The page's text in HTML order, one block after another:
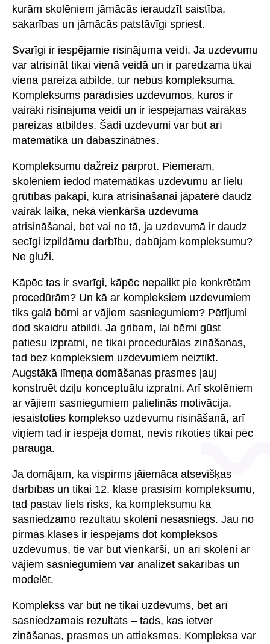
kurām skolēniem jāmācās ieraudzīt saistība,
sakarības un jāmācās patstāvīgi spriest.
Svarīgi ir iespējamie risinājuma veidi. Ja uzdevumu
var atrisināt tikai vienā veidā un ir paredzama tikai
viena pareiza atbilde, tur nebūs kompleksuma.
Kompleksums parādīsies uzdevumos, kuros ir
vairāki risinājuma veidi un ir iespējamas vairākas
pareizas atbildes. Šādi uzdevumi var būt arī
matemātikā un dabaszinātnēs.
Kompleksumu dažreiz pārprot. Piemēram,
skolēniem iedod matemātikas uzdevumu ar lielu
grūtības pakāpi, kura atrisināšanai jāpatērē daudz
vairāk laika, nekā vienkārša uzdevuma
atrisināšanai, bet vai no tā, ja uzdevumā ir daudz
secīgi izpildāmu darbību, dabūjam kompleksumu?
Ne gluži.
Kāpēc tas ir svarīgi, kāpēc nepalikt pie konkrētām
procedūrām? Un kā ar kompleksiem uzdevumiem
tiks galā bērni ar vājiem sasniegumiem? Pētījumi
dod skaidru atbildi. Ja gribam, lai bērni gūst
patiesu izpratni, ne tikai procedurālas zināšanas,
tad bez kompleksiem uzdevumiem neiztikt.
Augstākā līmeņa domāšanas prasmes ļauj
konstruēt dziļu konceptuālu izpratni. Arī skolēniem
ar vājiem sasniegumiem palielinās motivācija,
iesaistoties komplekso uzdevumu risināšanā, arī
viņiem tad ir iespēja domāt, nevis rīkoties tikai pēc
parauga.
Ja domājam, ka vispirms jāiemāca atsevišķas
darbības un tikai 12. klasē prasīsim kompleksumu,
tad pastāv liels risks, ka kompleksumu kā
sasniedzamo rezultātu skolēni nesasniegs. Jau no
pirmās klases ir iespējams dot kompleksos
uzdevumus, tie var būt vienkārši, un arī skolēni ar
vājiem sasniegumiem var analizēt sakarības un
modelēt.
Komplekss var būt ne tikai uzdevums, bet arī
sasniedzamais rezultāts – tāds, kas ietver
zināšanas, prasmes un attieksmes. Kompleksa var